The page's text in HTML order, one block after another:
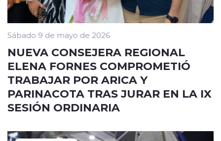
Sábado 9 de mayo de 2026
NUEVA CONSEJERA REGIONAL
ELENA FORNES COMPROMETIÓ
TRABAJAR POR ARICA Y
PARINACOTA TRAS JURAR EN LA IX
SESIÓN ORDINARIA